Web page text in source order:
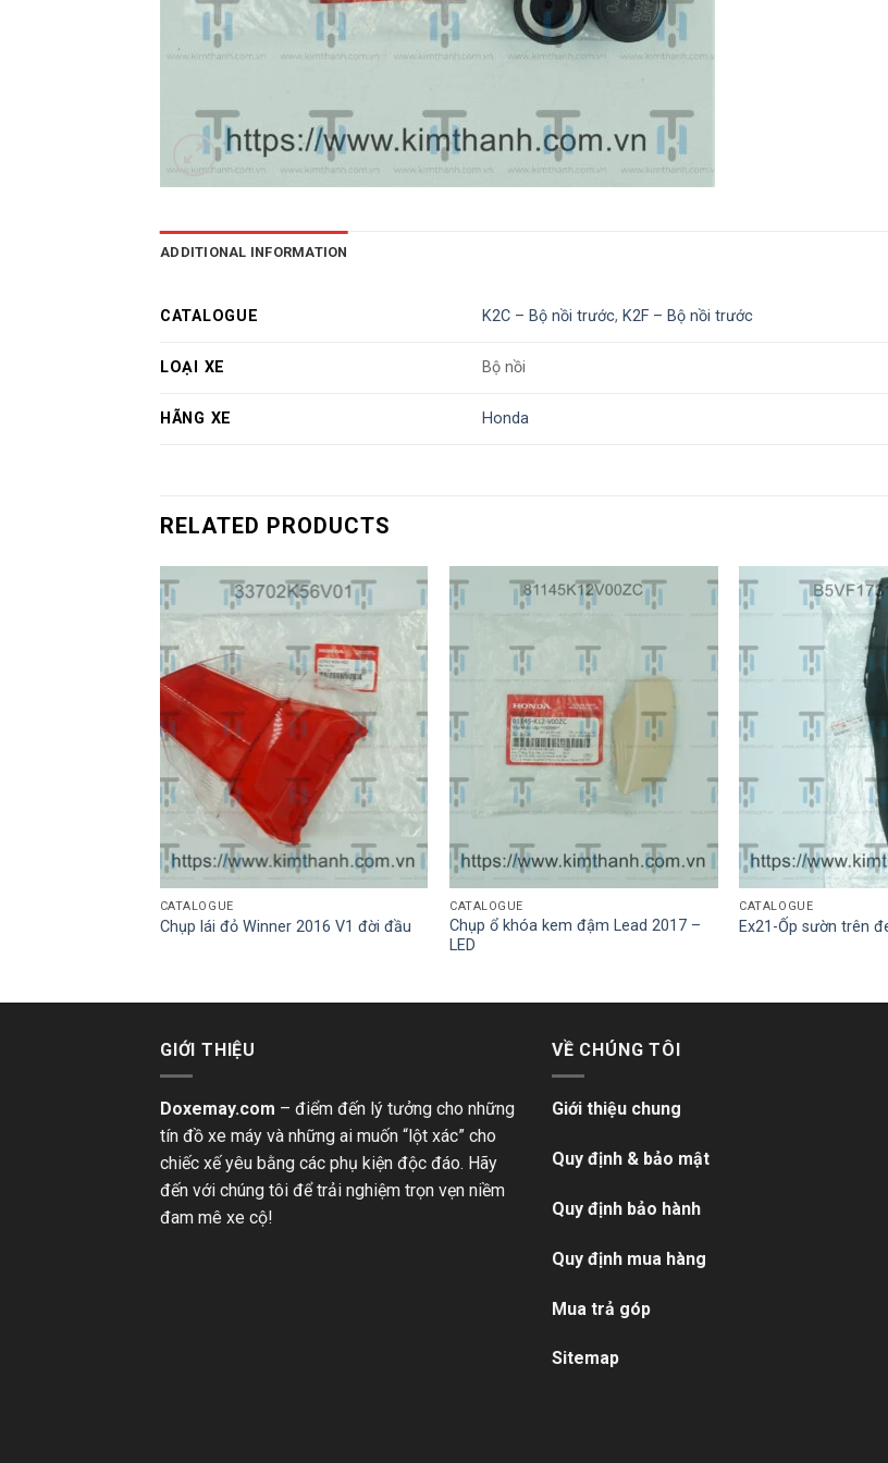
ADDITIONAL INFORMATION
CATALOGUE K2C – Bộ nồi trước, K2F – Bộ nồi trước
LOẠI XE Bộ nồi
HÃNG XE Honda
RELATED PRODUCTS
CATALOGUE
Chụp lái đỏ Winner 2016 V1 đời đầu
CATALOGUE
Chụp ổ khóa kem đậm Lead 2017 –
LED
CATALOGUE
Ex21-Ốp sườn trên
GIỚI THIỆU
Doxemay.com – điểm đến lý tưởng cho những
tín đồ xe máy và những ai muốn “lột xác” cho
chiếc xế yêu bằng các phụ kiện độc đáo. Hãy
đến với chúng tôi để trải nghiệm trọn vẹn niềm
đam mê xe cộ!
VỀ CHÚNG TÔI
Giới thiệu chung
Quy định & bảo mật
Quy định bảo hành
Quy định mua hàng
Mua trả góp
Sitemap